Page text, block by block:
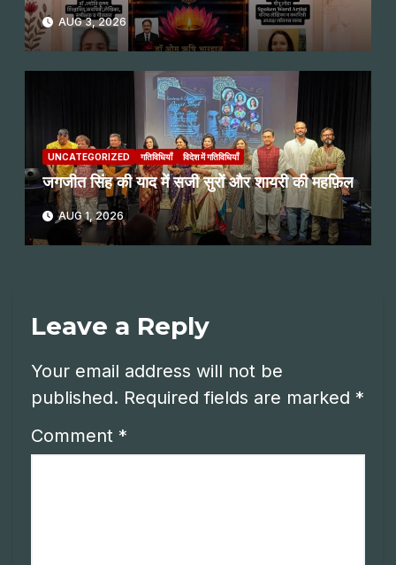
AUG 3, 2026
UNCATEGORIZED गतिविधियाँ विदेश में गतिविधियाँ
जगजीत सिंह की याद में सजी सुरों और शायरी की महफ़िल
AUG 1, 2026
Leave a Reply
Your email address will not be
published. Required fields are marked *
Comment *